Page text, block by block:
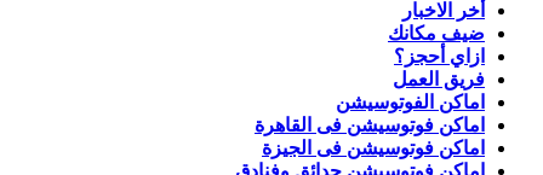
أخر الاخبار
ضيف مكانك
ازاي أحجز؟
فريق العمل
اماكن الفوتوسيشن
اماكن فوتوسيشن فى القاهرة
اماكن فوتوسيشن فى الجيزة
اماكن فوتوسيشن حدائق وفنادق